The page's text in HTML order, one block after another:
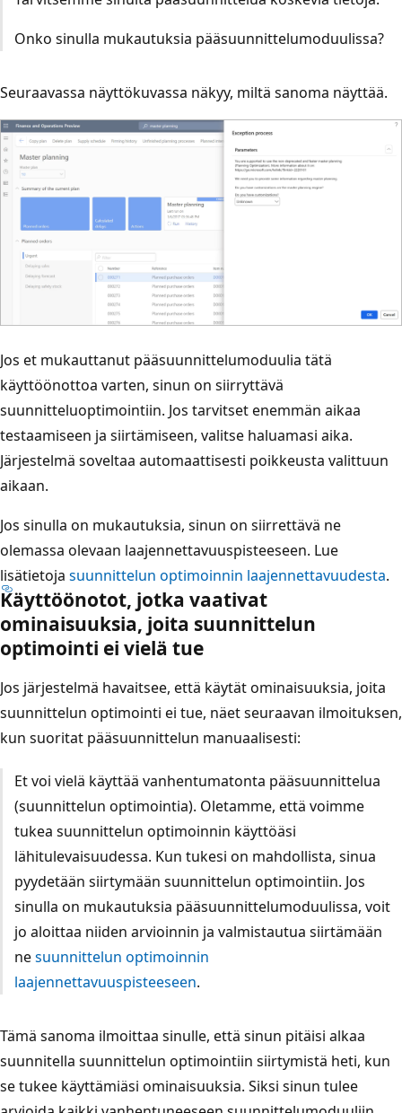
Onko sinulla mukautuksia pääsuunnittelumoduulissa?
Seuraavassa näyttökuvassa näkyy, miltä sanoma näyttää.
Jos et mukauttanut pääsuunnittelumoduulia tätä
käyttöönottoa varten, sinun on siirryttävä
suunnitteluoptimointiin. Jos tarvitset enemmän aikaa
testaamiseen ja siirtämiseen, valitse haluamasi aika.
Järjestelmä soveltaa automaattisesti poikkeusta valittuun
aikaan.
Jos sinulla on mukautuksia, sinun on siirrettävä ne
olemassa olevaan laajennettavuuspisteeseen. Lue
lisätietoja suunnittelun optimoinnin laajennettavuudesta.
Käyttöönotot, jotka vaativat
ominaisuuksia, joita suunnittelun
optimointi ei vielä tue
Jos järjestelmä havaitsee, että käytät ominaisuuksia, joita
suunnittelun optimointi ei tue, näet seuraavan ilmoituksen,
kun suoritat pääsuunnittelun manuaalisesti:
Et voi vielä käyttää vanhentumatonta pääsuunnittelua
(suunnittelun optimointia). Oletamme, että voimme
tukea suunnittelun optimoinnin käyttöäsi
lähitulevaisuudessa. Kun tukesi on mahdollista, sinua
pyydetään siirtymään suunnittelun optimointiin. Jos
sinulla on mukautuksia pääsuunnittelumoduulissa, voit
jo aloittaa niiden arvioinnin ja valmistautua siirtämään
nesuunnittelun optimoinnin
laajennettavuuspisteeseen.
Tämä sanoma ilmoittaa sinulle, että sinun pitäisi alkaa
suunnitella suunnittelun optimointiin siirtymistä heti, kun
se tukee käyttämiäsi ominaisuuksia. Siksi sinun tulee